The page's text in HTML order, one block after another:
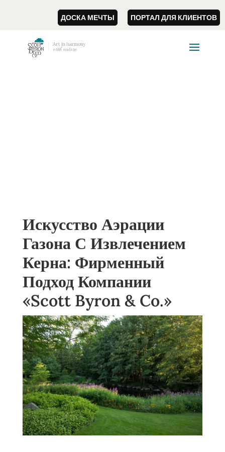
ДОСКА МЕЧТЫ ПОРТАЛ ДЛЯ КЛИЕНТОВ
Искусство Аэрации
Газона С Извлечением
Керна: Фирменный
Подход Компании
«Scott Byron & Co.»